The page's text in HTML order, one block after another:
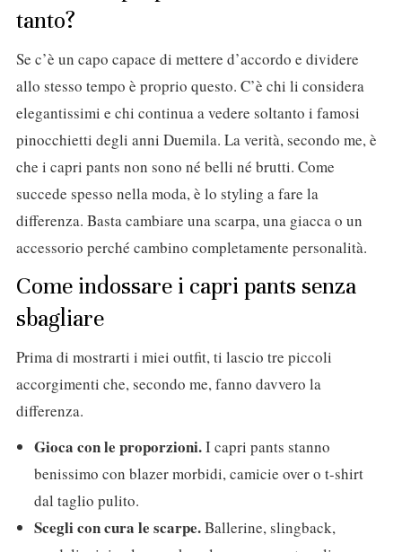
tanto?
Se c’è un capo capace di mettere d’accordo e dividere
allo stesso tempo è proprio questo. C’è chi li considera
elegantissimi e chi continua a vedere soltanto i famosi
pinocchietti degli anni Duemila. La verità, secondo me, è
che i capri pants non sono né belli né brutti. Come
succede spesso nella moda, è lo styling a fare la
differenza. Basta cambiare una scarpa, una giacca o un
accessorio perché cambino completamente personalità.
Come indossare i capri pants senza
sbagliare
Prima di mostrarti i miei outfit, ti lascio tre piccoli
accorgimenti che, secondo me, fanno davvero la
differenza.
Gioca con le proporzioni.I capri pants stanno
benissimo con blazer morbidi, camicie over o t-shirt
dal taglio pulito.
Scegli con cura le scarpe.Ballerine, slingback,